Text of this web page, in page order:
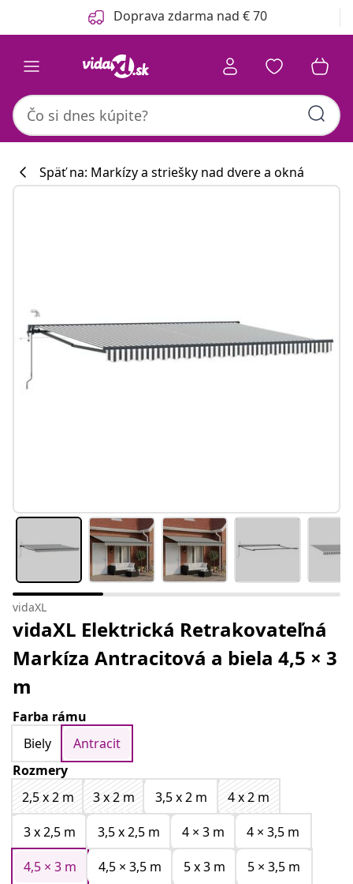
Predchádzajúce Doprava zdarma nad € 70
Späť na: Markízy a striešky nad dvere a okná
vidaXL
vidaXL Elektrická Retrakovateľná
Markíza Antracitová a biela 4,5 × 3
m
Farba rámu
Biely
Antracit
Rozmery
2,5 x 2 m
3 x 2 m 3,5 x 2 m
4 x 2 m
3 x 2,5 m
3,5 x 2,5 m 4 × 3 m
4 × 3,5 m
4,5 × 3 m
4,5 × 3,5 m 5 x 3 m
5 × 3,5 m